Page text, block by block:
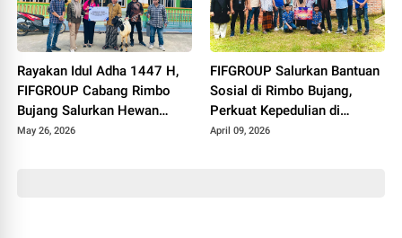
Rayakan Idul Adha 1447 H,
FIFGROUP Cabang Rimbo
Bujang Salurkan Hewan
Kurban di Masjid Jami Al-
May 26, 2026
FIFGROUP Salurkan Bantuan
Sosial di Rimbo Bujang,
Perkuat Kepedulian di
Momen Halal Bihalal
April 09, 2026